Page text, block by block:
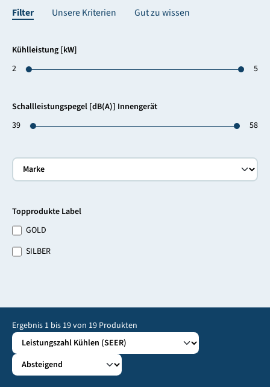
Filter Unsere Kriterien Gut zu wissen
Kühlleistung [kW]
2
5
Schallleistungspegel [dB(A)] Innengerät
39
58
Topprodukte Label
GOLD
SILBER
Ergebnis 1bis 19von 19Produkten